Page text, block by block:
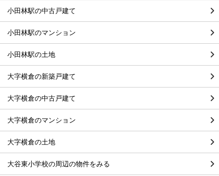
小田林駅の中古戸建て
小田林駅のマンション
小田林駅の土地
大字横倉の新築戸建て
大字横倉の中古戸建て
大字横倉のマンション
大字横倉の土地
大谷東小学校の周辺の物件をみる